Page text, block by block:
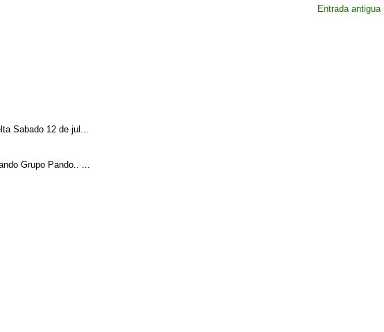
Entrada antigua
Sabado 12 de jul...
Grupo Pando.. ...